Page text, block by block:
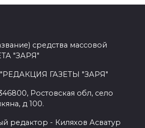
средства массовой
"ЗАРЯ"
ГАЗЕТЫ "ЗАРЯ"
Ростовская обл, село
д 100.
редактор - Киляхов Асватур